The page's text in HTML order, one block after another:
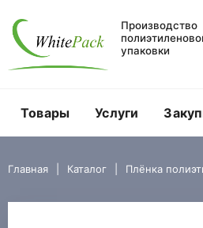
Производство
упаковки
Товары Услуги
Главная
Двойное полотно
Пленка, двойное полотно, ПВД,
Пленка,
Главная Каталог Плёнка